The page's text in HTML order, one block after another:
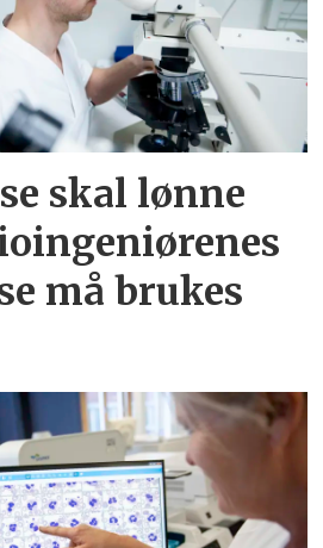
skal lønne
må brukes